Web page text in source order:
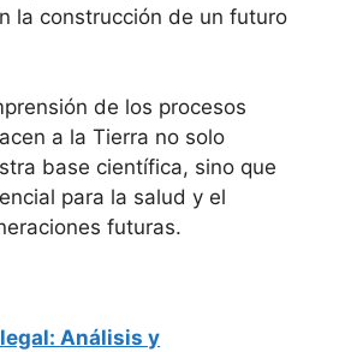
la construcción de un futuro
de los procesos
a la Tierra no solo
base científica, sino que
para la salud y el
futuras.
Análisis y